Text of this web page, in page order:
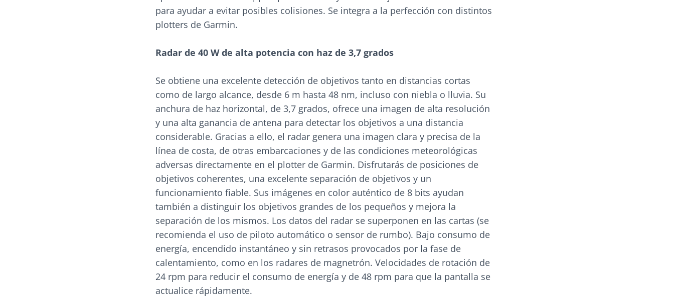
para ayudar a evitar posibles colisiones. Se integra a la perfección con distintos
plotters de Garmin.
Radar de 40 W de alta potencia con haz de 3,7 grados
Se obtiene una excelente detección de objetivos tanto en distancias cortas
como de largo alcance, desde 6 m hasta 48 nm, incluso con niebla o lluvia. Su
anchura de haz horizontal, de 3,7 grados, ofrece una imagen de alta resolución
y una alta ganancia de antena para detectar los objetivos a una distancia
considerable. Gracias a ello, el radar genera una imagen clara y precisa de la
línea de costa, de otras embarcaciones y de las condiciones meteorológicas
adversas directamente en el plotter de Garmin. Disfrutarás de posiciones de
objetivos coherentes, una excelente separación de objetivos y un
funcionamiento fiable. Sus imágenes en color auténtico de 8 bits ayudan
también a distinguir los objetivos grandes de los pequeños y mejora la
separación de los mismos. Los datos del radar se superponen en las cartas (se
recomienda el uso de piloto automático o sensor de rumbo). Bajo consumo de
energía, encendido instantáneo y sin retrasos provocados por la fase de
calentamiento, como en los radares de magnetrón. Velocidades de rotación de
24 rpm para reducir el consumo de energía y de 48 rpm para que la pantalla se
actualice rápidamente.